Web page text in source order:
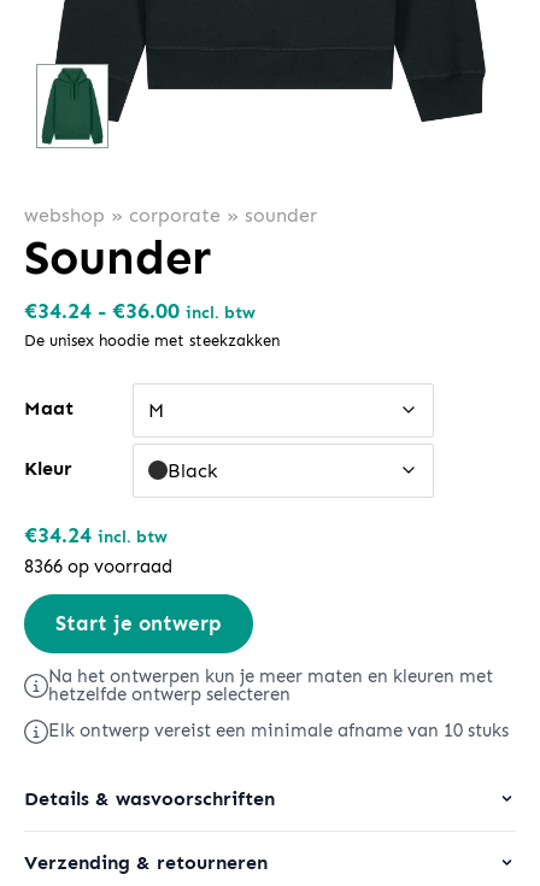
webshop » corporate » sounder
Sounder
€34.24 - €36.00Prijsklasse:
€34.24
tot
incl. btw
De unisex hoodie met steekzakken
Maat M
Kleur Black
€34.24 incl. btw
8366 op voorraad
Sounder
aantal
Start je ontwerp
Na het ontwerpen kun je meer maten en kleuren met
hetzelfde ontwerp selecteren
Elk ontwerp vereist een minimale afname van 10 stuks
Details & wasvoorschriften
Verzending & retourneren